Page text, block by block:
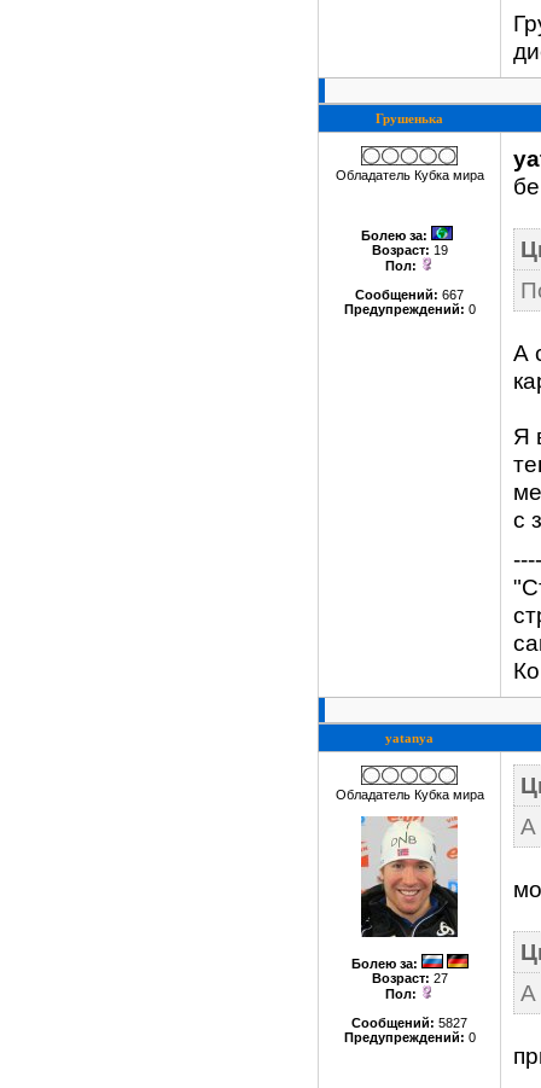
Грушенька
Обладатель Кубка мира
Болею за:
Возраст: 19
Пол:
Сообщений: 667
Предупреждений: 0
А
Я
с
yatanya
Обладатель Кубка мира
Болею за:
Возраст: 27
Пол:
Сообщений: 5827
Предупреждений: 0
А
А